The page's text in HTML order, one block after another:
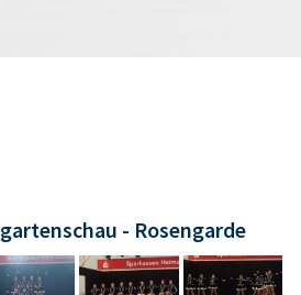
- Rosengarde